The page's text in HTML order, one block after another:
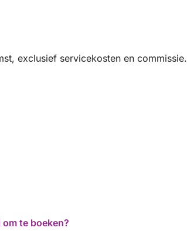
exclusief servicekosten en commissie.
te boeken?